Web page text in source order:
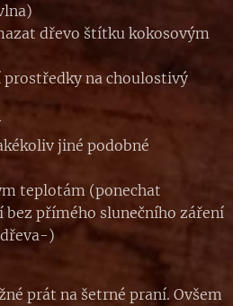
dřevo štítku kokosovým
na choulostivý
jiné podobné
teplotám (ponechat
bez přímého slunečního záření
)
prát na šetrné praní. Ovšem